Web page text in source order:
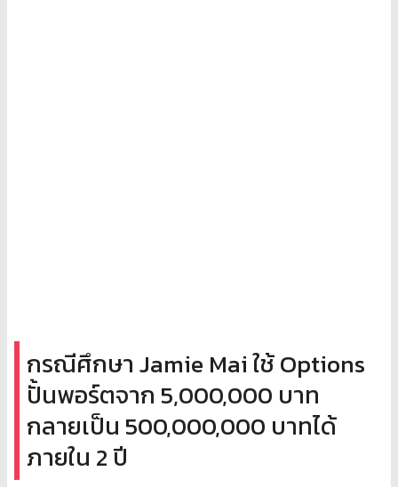
กรณีศึกษา Jamie Mai ใช้ Options
ปั้นพอร์ตจาก 5,000,000 บาท
กลายเป็น 500,000,000 บาทได้
ภายใน 2 ปี